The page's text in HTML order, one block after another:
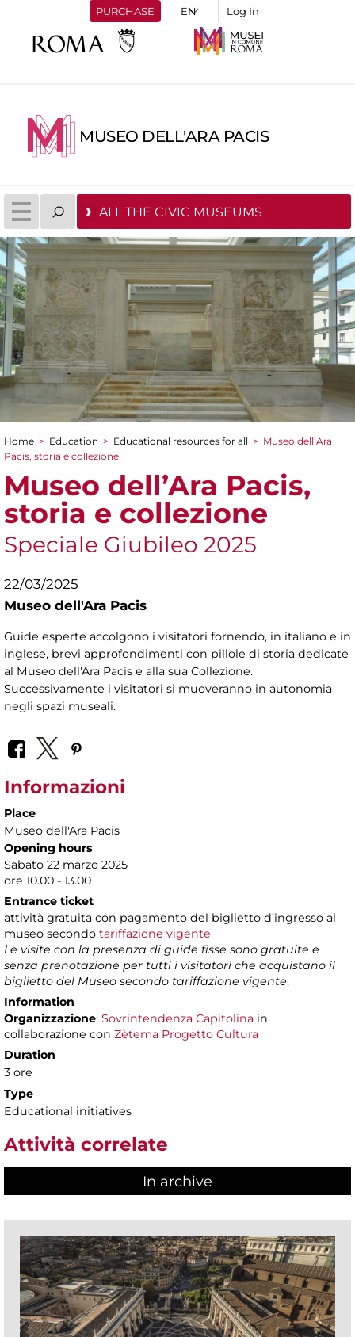
PURCHASE Log In
MUSEO DELL'ARA PACIS
ALL THE CIVIC MUSEUMS
You are here
Home > Education > Educational resources for all > Museo dell’Ara
Pacis, storia e collezione
Museo dell’Ara Pacis,
storia e collezione
Speciale Giubileo 2025
22/03/2025
Museo dell'Ara Pacis
Guide esperte accolgono i visitatori fornendo, in italiano e in
inglese, brevi approfondimenti con pillole di storia dedicate
al Museo dell'Ara Pacis e alla sua Collezione.
Successivamente i visitatori si muoveranno in autonomia
negli spazi museali.
Informazioni
Place
Museo dell'Ara Pacis
Opening hours
Sabato 22 marzo 2025
ore 10.00 - 13.00
Entrance ticket
attività gratuita con pagamento del biglietto d’ingresso al
museo secondo tariffazione vigente
Le visite con la presenza di guide fisse sono gratuite e
senza prenotazione per tutti i visitatori che acquistano il
biglietto del Museo secondo tariffazione vigente.
Information
Organizzazione: Sovrintendenza Capitolina in
collaborazione con Zètema Progetto Cultura
Duration
3 ore
Type
Educational initiatives
Attività correlate
In archive